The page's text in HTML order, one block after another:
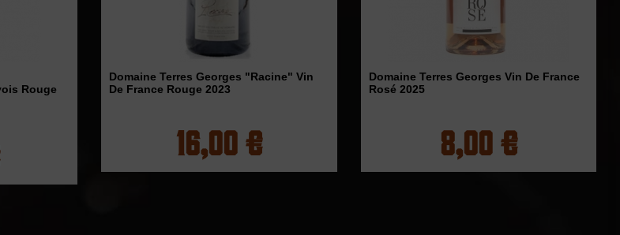
Rouge
Domaine Terres Georges "Racine" Vin
De France Rouge 2023
16,00 €
Domaine Terres Georges Vin De France
Rosé 2025
8,00 €